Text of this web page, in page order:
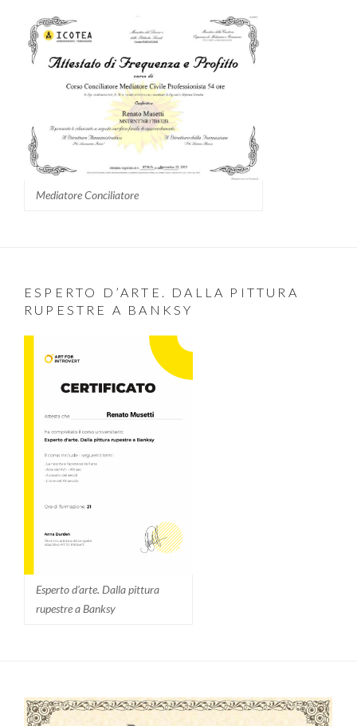
Mediatore Conciliatore
ESPERTO D’ARTE. DALLA PITTURA
RUPESTRE A BANKSY
Esperto d'arte. Dalla pittura
rupestre a Banksy